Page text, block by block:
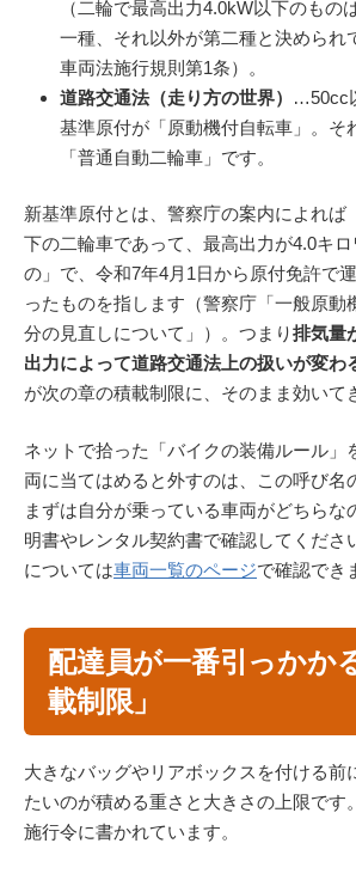
（二輪で最高出力4.0kW以下のもの
一種、それ以外が第二種と決められ
車両法施行規則第1条）。
道路交通法（走り方の世界）
…50cc
基準原付が「原動機付自転車」。そ
「普通自動二輪車」です。
新基準原付とは、警察庁の案内によれば
下の二輪車であって、最高出力が4.0キ
の」で、令和7年4月1日から原付免許で
ったものを指します（警察庁「一般原動
分の見直しについて」）。つまり排気量
出力によって道路交通法上の扱いが変わ
が次の章の積載制限に、そのまま効いて
ネットで拾った「バイクの装備ルール」
両に当てはめると外すのは、この呼び名
まずは自分が乗っている車両がどちらな
明書やレンタル契約書で確認してくださ
については車両一覧のページで確認でき
配達員が一番引っかか
載制限」
大きなバッグやリアボックスを付ける前
たいのが積める重さと大きさの上限です
施行令に書かれています。